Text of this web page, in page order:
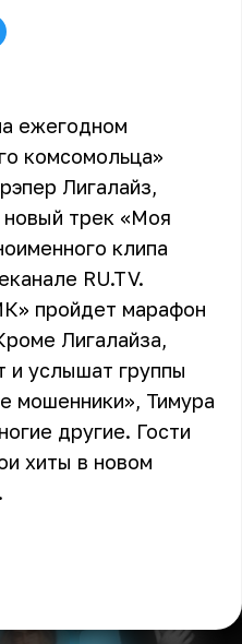
ежегодном
комсомольца»
Лигалайз,
новый трек «Моя
клипа
RU.TV.
пройдет марафон
Лигалайза,
и услышат группы
мошенники», Тимура
другие. Гости
хиты в новом